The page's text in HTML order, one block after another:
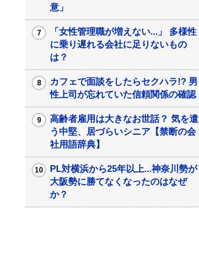
意」
「女性管理職が増えない...」 多様性
に乗り遅れる会社に足りないもの
は？
カフェで面談をしたらセクハラ!? 男
性上司が忘れていた信頼関係の確認
高齢者雇用は大きなお世話？ 気を遣
う中堅、居づらいシニア【禁断の会
社用語辞典】
PL対横浜から25年以上...神奈川勢が
大阪勢に勝てなくなったのはなぜ
か？